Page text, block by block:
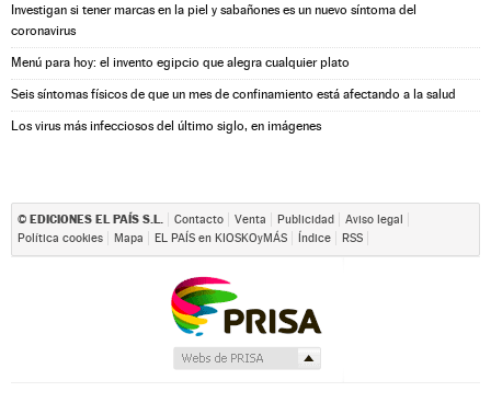
Investigan si tener marcas en la piel y sabañones es un nuevo síntoma del
coronavirus
Menú para hoy: el invento egipcio que alegra cualquier plato
Seis síntomas físicos de que un mes de confinamiento está afectando a la salud
Los virus más infecciosos del último siglo, en imágenes
© EDICIONES EL PAÍS S.L. Contacto Venta Publicidad
Aviso legal
Política cookies
Mapa EL PAÍS en KIOSKOyMÁS Índice RSS